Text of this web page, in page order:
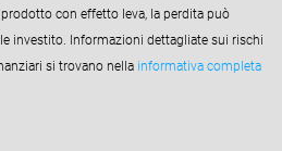
con effetto leva, la perdita può
investito. Informazioni dettagliate sui rischi
si trovano nella informativa completa